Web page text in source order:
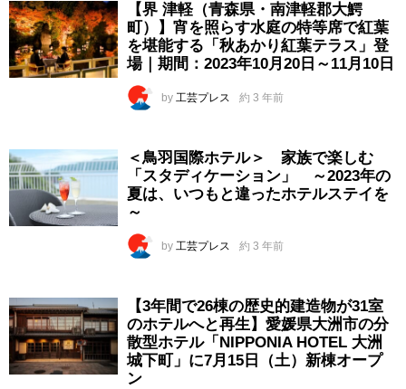
【界 津軽（青森県・南津軽郡大鰐
町）】宵を照らす水庭の特等席で紅葉
を堪能する「秋あかり紅葉テラス」登
場｜期間：2023年10月20日～11月10日
by 工芸プレス 約 3 年前
＜鳥羽国際ホテル＞ 家族で楽しむ
「スタディケーション」 ～2023年の
夏は、いつもと違ったホテルステイを
～
by 工芸プレス 約 3 年前
【3年間で26棟の歴史的建造物が31室
のホテルへと再生】愛媛県大洲市の分
散型ホテル「NIPPONIA HOTEL 大洲
城下町」に7月15日（土）新棟オープ
ン